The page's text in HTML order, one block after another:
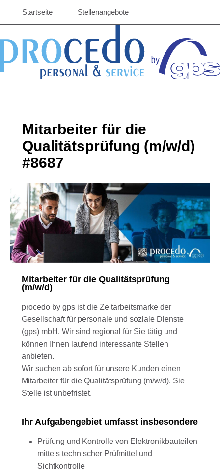
Startseite Stellenangebote
Mitarbeiter für die
Qualitätsprüfung (m/w/d)
#8687
Mitarbeiter für die Qualitätsprüfung
(m/w/d)
procedo by gps ist die Zeitarbeitsmarke der
Gesellschaft für personale und soziale Dienste
(gps) mbH. Wir sind regional für Sie tätig und
können Ihnen laufend interessante Stellen
anbieten.
Wir suchen ab sofort für unsere Kunden einen
Mitarbeiter für die Qualitätsprüfung (m/w/d). Sie
Stelle ist unbefristet.
Ihr Aufgabengebiet umfasst insbesondere
Prüfung und Kontrolle von Elektronikbauteilen
mittels technischer Prüfmittel und
Sichtkontrolle